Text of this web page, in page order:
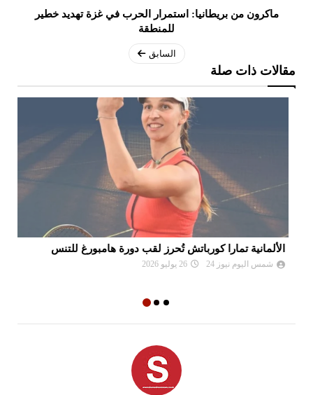
ماكرون من بريطانيا: استمرار الحرب في غزة تهديد خطير
للمنطقة
السابق
مقالات ذات صلة
الألمانية تمارا كورباتش تُحرز لقب دورة هامبورغ للتنس
شمس اليوم نيوز 24 26 يوليو 2026